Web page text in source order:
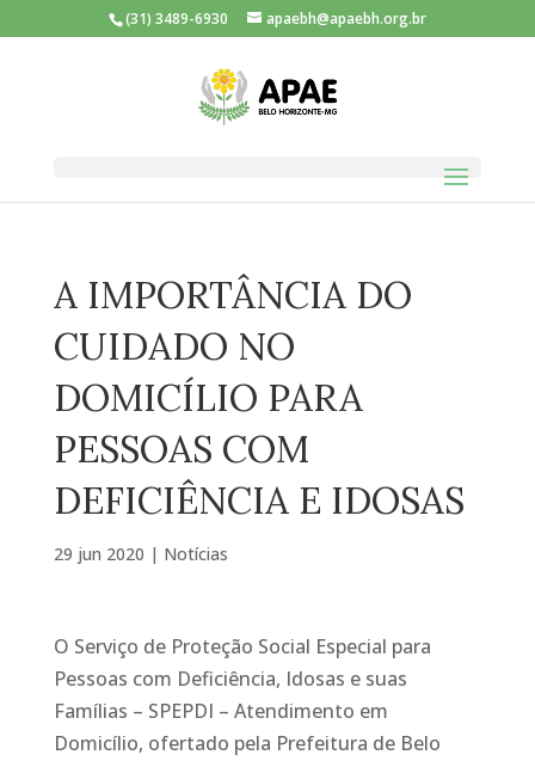
(31) 3489-6930 apaebh@apaebh.org.br
A IMPORTÂNCIA DO
CUIDADO NO
DOMICÍLIO PARA
PESSOAS COM
DEFICIÊNCIA E IDOSAS
29 jun 2020 | Notícias
O Serviço de Proteção Social Especial para
Pessoas com Deficiência, Idosas e suas
Famílias – SPEPDI – Atendimento em
Domicílio, ofertado pela Prefeitura de Belo